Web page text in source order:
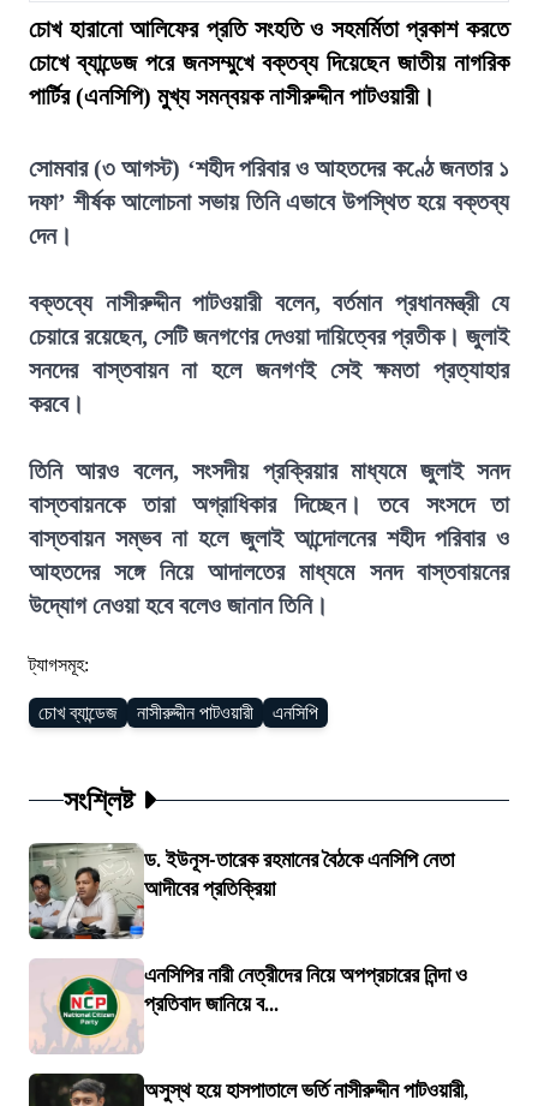
চোখ হারানো আলিফের প্রতি সংহতি ও সহমর্মিতা প্রকাশ করতে
চোখে ব্যান্ডেজ পরে জনসম্মুখে বক্তব্য দিয়েছেন জাতীয় নাগরিক
পার্টির (এনসিপি) মুখ্য সমন্বয়ক নাসীরুদ্দীন পাটওয়ারী।
সোমবার (৩ আগস্ট) ‘শহীদ পরিবার ও আহতদের কণ্ঠে জনতার ১
দফা’ শীর্ষক আলোচনা সভায় তিনি এভাবে উপস্থিত হয়ে বক্তব্য
দেন।
বক্তব্যে নাসীরুদ্দীন পাটওয়ারী বলেন, বর্তমান প্রধানমন্ত্রী যে
চেয়ারে রয়েছেন, সেটি জনগণের দেওয়া দায়িত্বের প্রতীক। জুলাই
সনদের বাস্তবায়ন না হলে জনগণই সেই ক্ষমতা প্রত্যাহার
করবে।
তিনি আরও বলেন, সংসদীয় প্রক্রিয়ার মাধ্যমে জুলাই সনদ
বাস্তবায়নকে তারা অগ্রাধিকার দিচ্ছেন। তবে সংসদে তা
বাস্তবায়ন সম্ভব না হলে জুলাই আন্দোলনের শহীদ পরিবার ও
আহতদের সঙ্গে নিয়ে আদালতের মাধ্যমে সনদ বাস্তবায়নের
উদ্যোগ নেওয়া হবে বলেও জানান তিনি।
ট্যাগসমূহ:
চোখ ব্যান্ডেজ নাসীরুদ্দীন পাটওয়ারী এনসিপি
সংশ্লিষ্ট
ড. ইউনূস-তারেক রহমানের বৈঠকে এনসিপি নেতা
আদীবের প্রতিক্রিয়া
এনসিপির নারী নেত্রীদের নিয়ে অপপ্রচারের নিন্দা ও
প্রতিবাদ জানিয়ে ব...
অসুস্থ হয়ে হাসপাতালে ভর্তি নাসীরুদ্দীন পাটওয়ারী,